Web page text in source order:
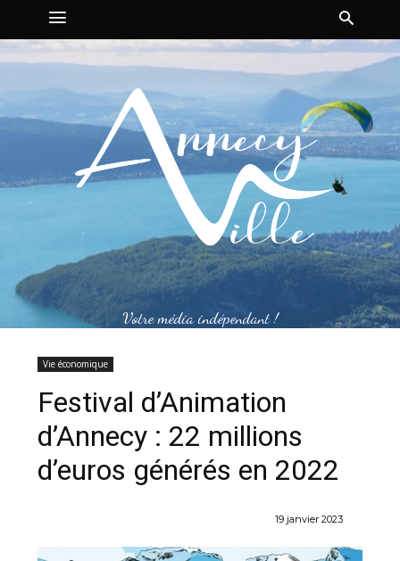
Votre média indépendant !
Vie économique
Festival d’Animation
d’Annecy : 22 millions
d’euros générés en 2022
19 janvier 2023